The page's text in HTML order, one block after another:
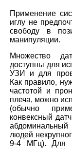
Применение
иглу не
свободу в
манипуляции.
Множество
доступны для
УЗИ и для
Как правило,
частотой и
плеча, можно
(обычно
конвексный
людей
9-4 МГц). Для